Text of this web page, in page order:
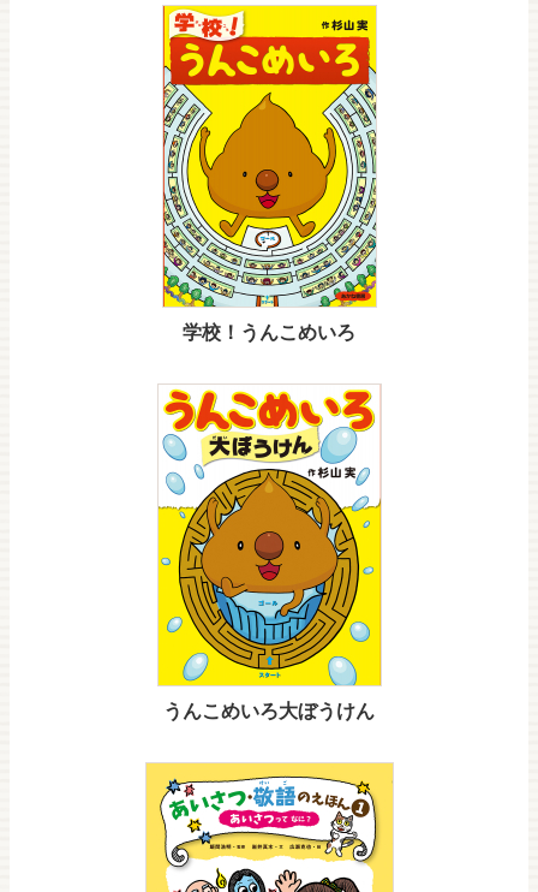
学校！うんこめいろ
うんこめいろ大ぼうけん